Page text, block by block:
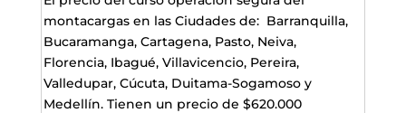
montacargas en las Ciudades de: Barranquilla,
Bucaramanga, Cartagena, Pasto, Neiva,
Florencia, Ibagué, Villavicencio, Pereira,
Valledupar, Cúcuta, Duitama-Sogamoso y
Medellín. Tienen un precio de $620.000